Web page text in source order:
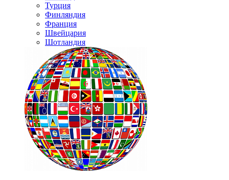
Турция
Финляндия
Франция
Швейцария
Шотландия